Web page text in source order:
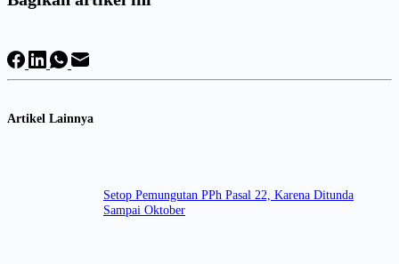
Artikel Lainnya
Setop Pemungutan PPh Pasal 22, Karena Ditunda
Sampai Oktober